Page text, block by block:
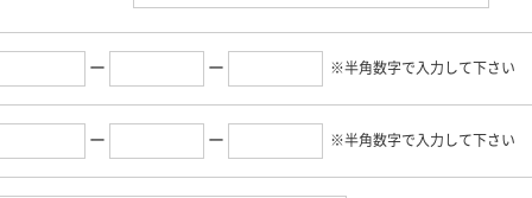
ー ー ※半角数字で入力して下さい
ー ー ※半角数字で入力して下さい